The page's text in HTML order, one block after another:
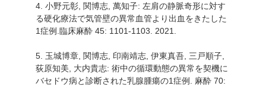
4. 小野元彰, 関博志, 萬知子: 左肩の静脈奇形に対す
る硬化療法で気管壁の異常血管より出血をきたした
1症例.臨床麻酔 45: 1101-1103. 2021.
5. 玉城博章, 関博志, 印南靖志, 伊東真吾, 三戸順子,
荻原知美, 大内貴志: 術中の循環動態の異常を契機に
バセドウ病と診断された乳腺腫瘍の1症例. 麻酔 70: